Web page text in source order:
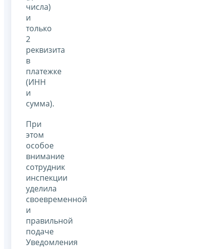
числа)
и
только
2
реквизита
в
платежке
(ИНН
и
сумма).
При
этом
особое
внимание
сотрудник
инспекции
уделила
своевременной
и
правильной
подаче
Уведомления